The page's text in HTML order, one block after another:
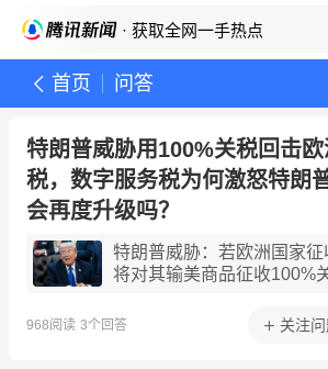
· 获取全网一手热点
首页 问答
特朗普威胁用100%关税回击
税，数字服务税为何激怒特朗
会再度升级吗？
特朗普威胁：若欧洲国家征
将对其输美商品征收100%
968阅读 3个回答 关注